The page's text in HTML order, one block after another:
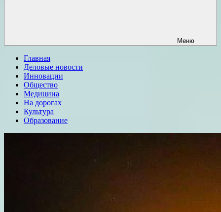
Меню
Главная
Деловые новости
Инновации
Общество
Медицина
На дорогах
Культура
Образование